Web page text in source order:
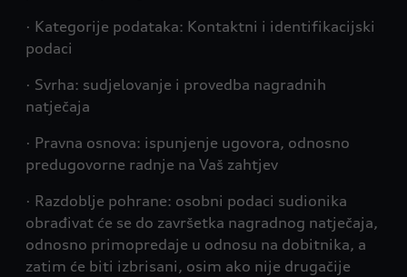
· Kategorije podataka: Kontaktni i identifikacijski
podaci
· Svrha: sudjelovanje i provedba nagradnih
natječaja
· Pravna osnova: ispunjenje ugovora, odnosno
predugovorne radnje na Vaš zahtjev
· Razdoblje pohrane: osobni podaci sudionika
obrađivat će se do završetka nagradnog natječaja,
odnosno primopredaje u odnosu na dobitnika, a
zatim će biti izbrisani, osim ako nije drugačije